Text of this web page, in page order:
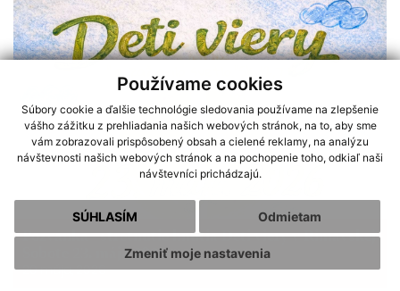
Používame cookies
Súbory cookie a ďalšie technológie sledovania používame na zlepšenie
vášho zážitku z prehliadania našich webových stránok, na to, aby sme
vám zobrazovali prispôsobený obsah a cielené reklamy, na analýzu
návštevnosti našich webových stránok a na pochopenie toho, odkiaľ naši
návštevníci prichádzajú.
SÚHLASÍM Odmietam
Zmeniť moje nastavenia
Pozvánka - stretnutie hnutia Deti viery v Rimavskej
Sobote 23. mája 2026
20 mája, 2026